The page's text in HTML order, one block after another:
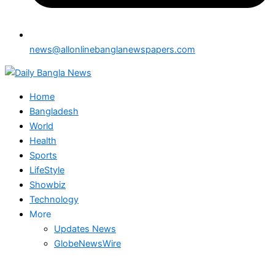
news@allonlinebanglanewspapers.com
Home
Bangladesh
World
Health
Sports
LifeStyle
Showbiz
Technology
More
Updates News
GlobeNewsWire